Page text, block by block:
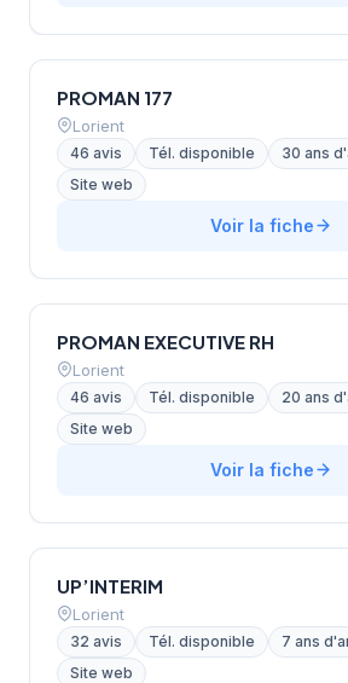
PROMAN 177
Lorient
46 avis Tél. disponible
30 ans
Site web
Voir la fiche
PROMAN EXECUTIVE RH
Lorient
46 avis Tél. disponible
20 ans
Site web
Voir la fiche
UP’INTERIM
Lorient
32 avis Tél. disponible
7 ans
Site web